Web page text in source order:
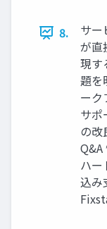
8.
サー
が直
現す
題を
ーク
サポ
の
ハー
込み